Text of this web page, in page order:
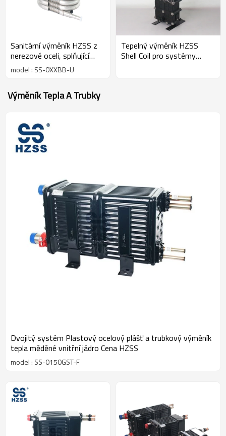
Sanitární výměník HZSS z
nerezové oceli, splňující
požadavky FDA pro
zpracování potravin
model : SS-0XXBB-U
Tepelný výměník HZSS
Shell Coil pro systémy
Výměník Tepla A Trubky
Dvojitý systém Plastový ocelový plášť a trubkový výměník
tepla měděné vnitřní jádro Cena HZSS
model : SS-0150GST-F